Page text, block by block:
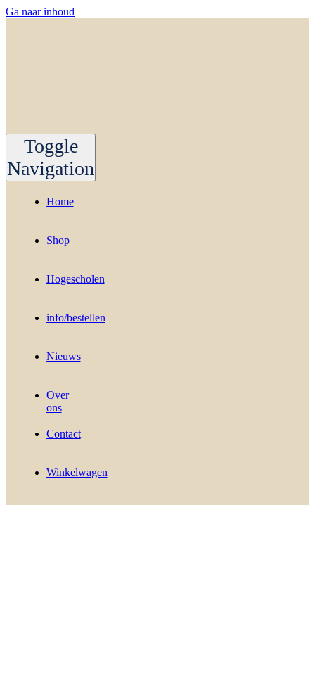
Ga naar inhoud
Toggle
Navigation
Home
Shop
Hogescholen
info/bestellen
Nieuws
Over
ons
Contact
Winkelwagen